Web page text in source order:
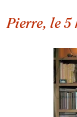
Pierre, le 5